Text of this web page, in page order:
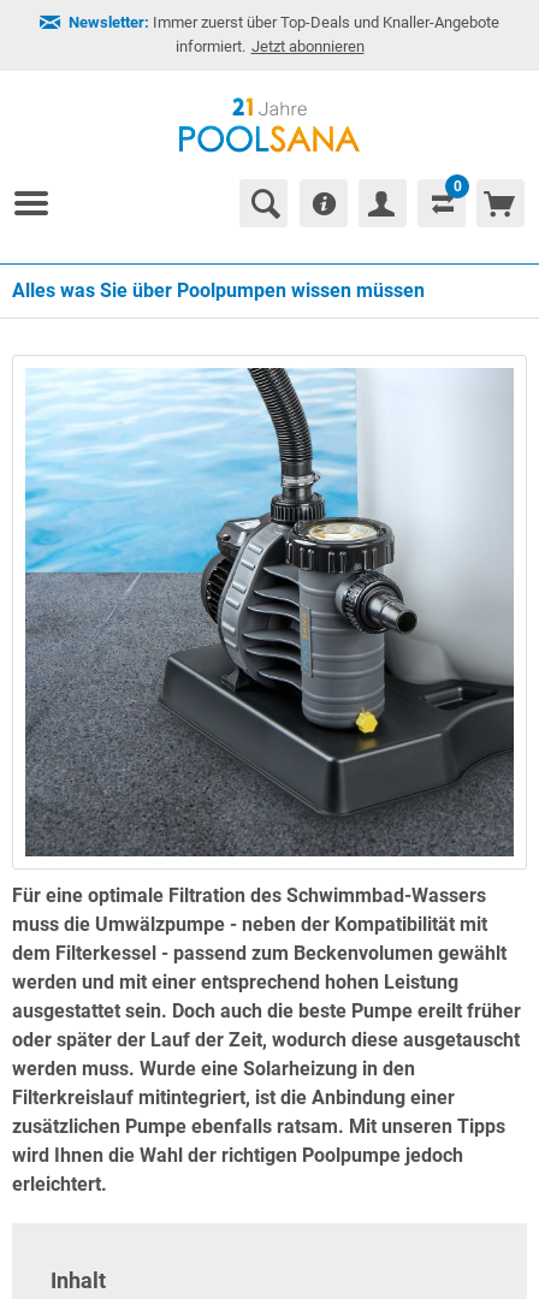
Newsletter: Immer zuerst über Top-Deals und Knaller-Angebote
informiert. Jetzt abonnieren
0
Alles was Sie über Poolpumpen wissen müssen
Für eine optimale Filtration des Schwimmbad-Wassers
muss die Umwälzpumpe - neben der Kompatibilität mit
dem Filterkessel - passend zum Beckenvolumen gewählt
werden und mit einer entsprechend hohen Leistung
ausgestattet sein. Doch auch die beste Pumpe ereilt früher
oder später der Lauf der Zeit, wodurch diese ausgetauscht
werden muss. Wurde eine Solarheizung in den
Filterkreislauf mitintegriert, ist die Anbindung einer
zusätzlichen Pumpe ebenfalls ratsam. Mit unseren Tipps
wird Ihnen die Wahl der richtigen Poolpumpe jedoch
erleichtert.
Inhalt